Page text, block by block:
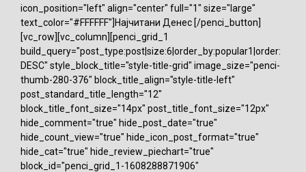
icon_position="left" align="center" full="1" size="large"
text_color="#FFFFFF"]Најчитани Денес [/penci_button]
[vc_row][vc_column][penci_grid_1
build_query="post_type:post|size:6|order_by:popular1|order:
DESC" style_block_title="style-title-grid" image_size="penci-
thumb-280-376" block_title_align="style-title-left"
post_standard_title_length="12"
block_title_font_size="14px" post_title_font_size="12px"
hide_comment="true" hide_post_date="true"
hide_count_view="true" hide_icon_post_format="true"
hide_cat="true" hide_review_piechart="true"
block_id="penci_grid_1-1608288871906"